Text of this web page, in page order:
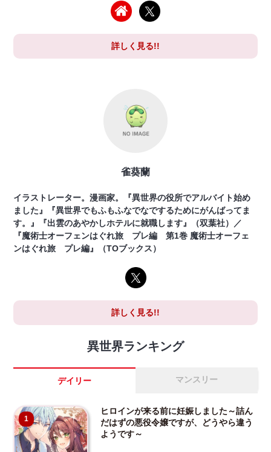
詳しく見る!!
雀葵蘭
イラストレーター。漫画家。『異世界の役所でアルバイト始め
ました』『異世界でもふもふなでなでするためにがんばってま
す。』『出雲のあやかしホテルに就職します』（双葉社）／
『魔術士オーフェンはぐれ旅 プレ編 第1巻 魔術士オーフェ
ンはぐれ旅 プレ編』（TOブックス）
詳しく見る!!
異世界ランキング
デイリー マンスリー
1
ヒロインが来る前に妊娠しました～詰ん
だはずの悪役令嬢ですが、どうやら違う
ようです～